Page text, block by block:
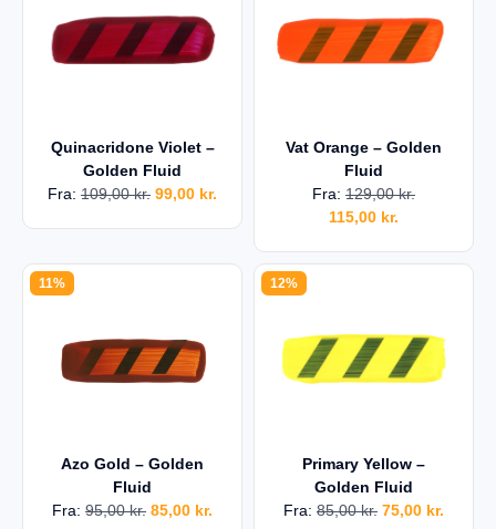
Quinacridone Violet –
Golden Fluid
Fra: 109,00kr. 99,00 kr.
Vat Orange – Golden
Fluid
Fra: 129,00kr.
115,00 kr.
11%
Azo Gold – Golden
Fluid
Fra: 95,00kr. 85,00 kr.
12%
Primary Yellow –
Golden Fluid
Fra: 85,00kr. 75,00 kr.